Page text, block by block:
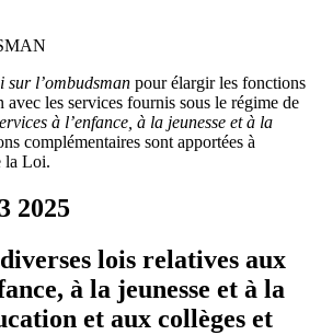
sur l’ombudsman pour élargir les fonctions
avec les services fournis sous le régime de
à l’enfance, à la jeunesse et à la
complémentaires sont apportées à
la Loi.
2025
lois relatives aux
à la jeunesse et à la
et aux collèges et